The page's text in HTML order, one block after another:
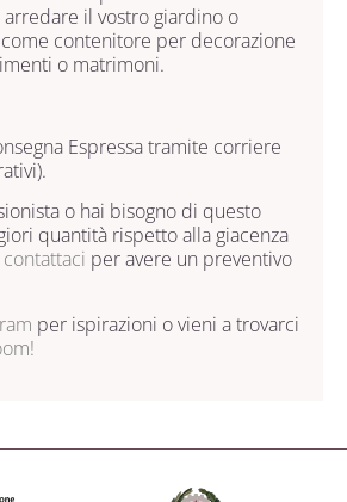
il vostro giardino o
contenitore per decorazione
o matrimoni.
Espressa tramite corriere
o hai bisogno di questo
quantità rispetto alla giacenza
contattaci per avere un preventivo
per ispirazioni o vieni a trovarci